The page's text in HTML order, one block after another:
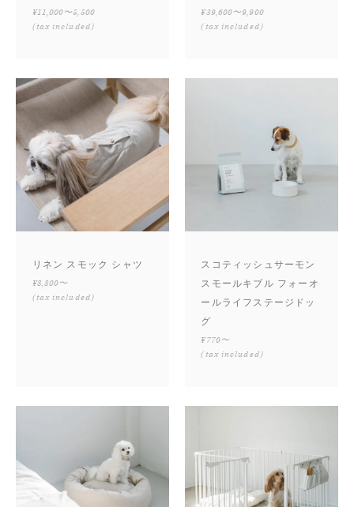
¥11,000〜5,500
(tax included)
¥39,600〜9,900
(tax included)
リネン スモック シャツ
¥8,800〜
(tax included)
スコティッシュサーモン
スモールキブル フォーオ
ールライフステージドッ
グ
¥770〜
(tax included)